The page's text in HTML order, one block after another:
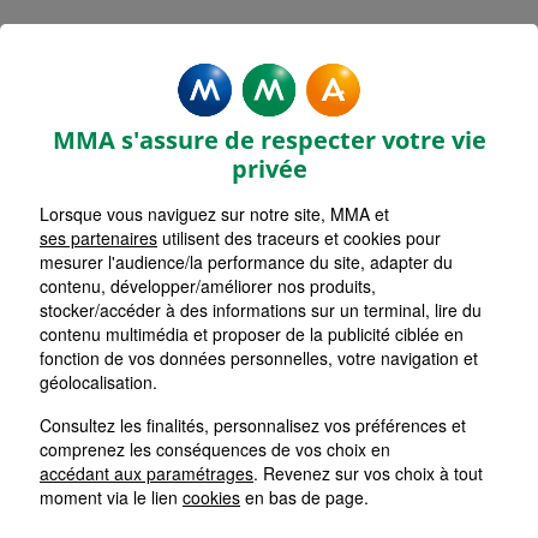
Assurance Bourgogne-Franche-Comté
Assurance Côte-d'Or (21)
Un Cabinet à taille humaine et à votre
écoute !
Entreprises et Professionnels : bénéficiez de notre
expertise
votre activité ou votre entreprise ?
Nous vous proposons de venir vous rencontrer pour
établir une étude personnalisée de vos besoins en
tenant compte des spécificités de votre activité.
MMA s'assure de respecter votre vie
privée
Lorsque vous naviguez sur notre site, MMA et
ses partenaires utilisent des traceurs et cookies pour
mesurer l'audience/la performance du site, adapter du
contenu, développer/améliorer nos produits,
stocker/accéder à des informations sur un terminal, lire du
contenu multimédia et proposer de la publicité ciblée en
fonction de vos données personnelles, votre navigation et
géolocalisation.
Consultez les finalités, personnalisez vos préférences et
comprenez les conséquences de vos choix en
accédant aux paramétrages. Revenez sur vos choix à tout
moment via le lien cookies en bas de page.